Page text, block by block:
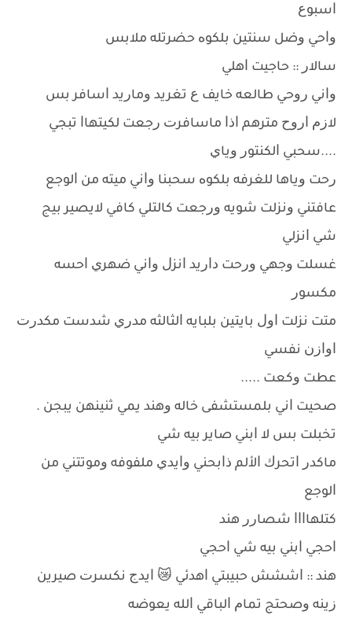
ﺍﺳﺒﻮﻉ
ﻭﺍﺣﻲ ﻭﺿﻞ ﺳﻨﺘﻴﻦ ﺑﻠﻜﻮﻩ ﺣﻀﺮﺗﻠﻪ ﻣﻼﺑﺲ
ﺳﺎﻻﺭ :: ﺣﺎﺟﻴﺖ ﺍﻫﻠﻲ
ﻭﺍﻧﻲ ﺭﻭﺣﻲ ﻃﺎﻟﻌﻪ ﺧﺎﻳﻒ ﻉ ﺗﻐﺮﻳﺪ ﻭﻣﺎﺭﻳﺪ ﺍﺳﺎﻓﺮ ﺑﺲ
ﻻﺯﻡ ﺍﺭﻭﺡ ﻣﺘﺮﻫﻢ ﺍﺫﺍ ﻣﺎﺳﺎﻓﺮﺕ ﺭﺟﻌﺖ ﻟﻜﻴﺘﻬﺎﺍ ﺗﺒﺠﻲ
....ﺳﺤﺒﻲ ﺍﻟﻜﻨﺘﻮﺭ ﻭﻳﺎﻱ
ﺭﺣﺖ ﻭﻳﺎﻫﺎ ﻟﻠﻐﺮﻓﻪ ﺑﻠﻜﻮﻩ ﺳﺤﺒﻨﺎ ﻭﺍﻧﻲ ﻣﻴﺘﻪ ﻣﻦ ﺍﻟﻮﺟﻊ
ﻋﺎﻓﺘﻨﻲ ﻭﻧﺰﻟﺖ ﺷﻮﻳﻪ ﻭﺭﺟﻌﺖ ﻛﺎﻟﺘﻠﻲ ﻛﺎﻓﻲ ﻻﻳﺼﻴﺮ ﺑﻴﺞ
ﺷﻲ ﺍﻧﺰﻟﻲ
ﻏﺴﻠﺖ ﻭﺟﻬﻲ ﻭﺭﺣﺖ ﺩﺍﺭﻳﺪ ﺍﻧﺰﻝ ﻭﺍﻧﻲ ﺿﻬﺮﻱ ﺍﺣﺴﻪ
ﻣﻜﺴﻮﺭ
ﻣﺘﺖ ﻧﺰﻟﺖ ﺍﻭﻝ ﺑﺎﻳﺘﻴﻦ ﺑﻠﺒﺎﻳﻪ ﺍﻟﺜﺎﻟﺜﻪ ﻣﺪﺭﻱ ﺷﺪﺳﺖ ﻣﻜﺪﺭﺕ
ﺍﻭﺍﺯﻥ ﻧﻔﺴﻲ
ﻋﻄﺖ ﻭﻛﻌﺖ .....
ﺻﺤﻴﺖ ﺍﻧﻲ ﺑﻠﻤﺴﺘﺸﻔﻰ ﺧﺎﻟﻪ ﻭﻫﻨﺪ ﻳﻤﻲ ﺛﻨﻴﻨﻬﻦ ﻳﺒﺠﻦ .
ﺗﺨﺒﻠﺖ ﺑﺲ ﻻ ﺍﺑﻨﻲ ﺻﺎﻳﺮ ﺑﻴﻪ ﺷﻲ
ﻣﺎﻛﺪﺭ ﺍﺗﺤﺮﻙ ﺍﻷﻟﻢ ﺫﺍﺑﺤﻨﻲ ﻭﺍﻳﺪﻱ ﻣﻠﻔﻮﻓﻪ ﻭﻣﻮﺗﺘﻨﻲ ﻣﻦ
ﺍﻟﻮﺟﻊ
ﻛﺘﻠﻬﺎﺍﺍﺍ ﺷﺼﺎﺭﺭ ﻫﻨﺪ
ﺍﺣﺠﻲ ﺍﺑﻨﻲ ﺑﻴﻪ ﺷﻲ ﺍﺣﺠﻲ
ﻫﻨﺪ :: ﺍﺷﺸﺶ ﺣﺒﻴﺒﺘﻲ ﺍﻫﺪﺋﻲ 😿 ﺍﻳﺪﺝ ﻧﻜﺴﺮﺕ ﺻﻴﺮﻳﻦ
ﺯﻳﻨﻪ ﻭﺻﺤﺘﺞ ﺗﻤﺎﻡ ﺍﻟﺒﺎﻗﻲ ﺍﻟﻠﻪ ﻳﻌﻮﺿﻪ